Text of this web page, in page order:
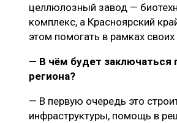
целлюлозный завод —
комплекс, а Красноярский
этом помогать в рамках
— В чём будет
региона?
— В первую очередь это
инфраструктуры, помощь в